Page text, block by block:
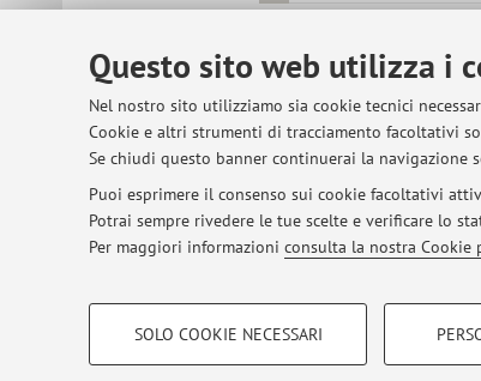
Questo sito web utilizza i
Nel nostro sito utilizziamo sia cookie tecnici
Cookie e altri strumenti di tracciamento facoltativi
Se chiudi questo banner continuerai la navigazione
Puoi esprimere il consenso sui cookie facoltativi
Potrai sempre rivedere le tue scelte e verificare lo
Per maggiori informazioni consulta la nostra Cookie
COOKIE DI PROFILAZIONE - FACOLTATIVI
SOLO COOKIE NECESSARI
SECURITY & JUSTICE»,
Zanobetti, Alessandra
International Congress of
1 2 3 4 5
© 2026 - ALMA MATER